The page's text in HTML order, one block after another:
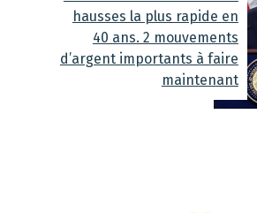
hausses la plus rapide en
40 ans. 2 mouvements
d’argent importants à faire
maintenant